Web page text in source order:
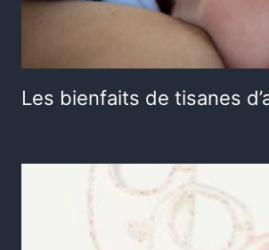
Les bienfaits de tisanes